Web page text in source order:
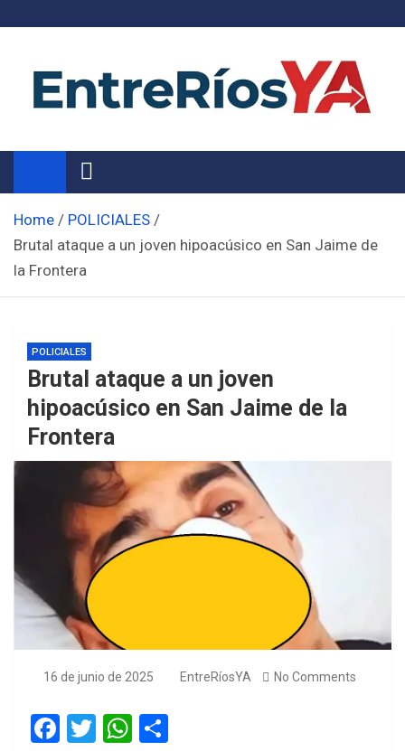
Noticias de Entre Ríos
Información de toda la provincia ahora
Home
POLICIALES
Brutal ataque a un joven hipoacúsico en San Jaime de
la Frontera
POLICIALES
Brutal ataque a un joven
hipoacúsico en San Jaime de la
Frontera
16 de junio de 2025 EntreRíosYA No Comments
F
T
W